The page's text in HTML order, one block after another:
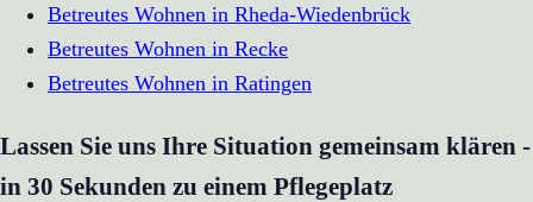
Betreutes Wohnen in Rheda-Wiedenbrück
Betreutes Wohnen in Recke
Betreutes Wohnen in Ratingen
Lassen Sie uns Ihre Situation gemeinsam klären -
in 30 Sekunden zu einem Pflegeplatz